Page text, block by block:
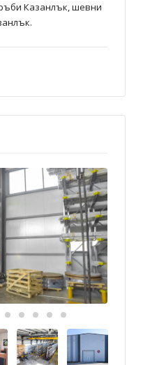
Казанлък, шевни